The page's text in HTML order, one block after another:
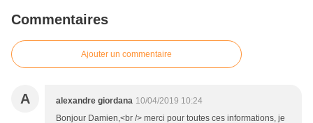
Commentaires
Ajouter un commentaire
A alexandre giordana 10/04/2019 10:24
Bonjour Damien,<br /> merci pour toutes ces informations, je